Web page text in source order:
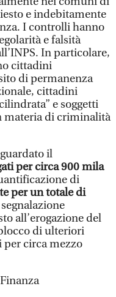
e indebitamente
I controlli hanno
e falsità
In particolare,
cittadini
di permanenza
cittadini
e soggetti
materia di criminalità
il
per circa 900 mila
di
per un totale di
all’erogazione del
di ulteriori
circa mezzo